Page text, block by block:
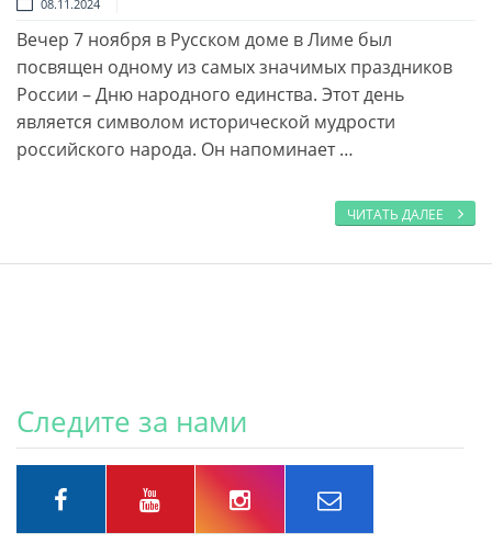
08.11.2024
Вечер 7 ноября в Русском доме в Лиме был
посвящен одному из самых значимых праздников
России – Дню народного единства. Этот день
является символом исторической мудрости
российского народа. Он напоминает …
ЧИТАТЬ ДАЛЕЕ
Следите за нами